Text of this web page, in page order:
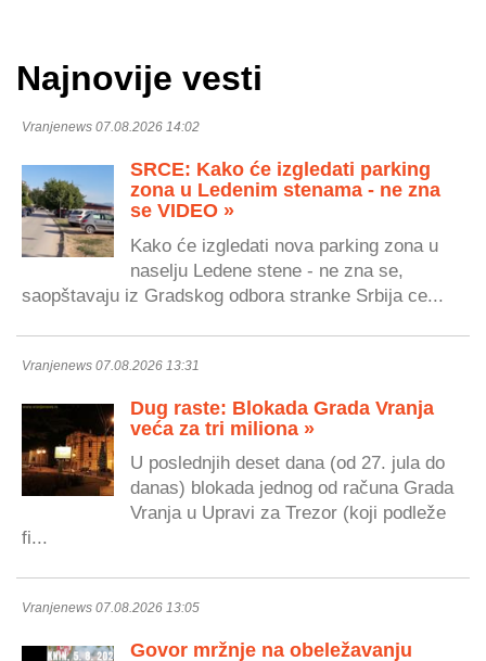
Najnovije vesti
Vranjenews 07.08.2026 14:02
SRCE: Kako će izgledati parking
zona u Ledenim stenama - ne zna
se VIDEO »
Kako će izgledati nova parking zona u
naselju Ledene stene - ne zna se,
saopštavaju iz Gradskog odbora stranke Srbija ce...
Vranjenews 07.08.2026 13:31
Dug raste: Blokada Grada Vranja
veća za tri miliona »
U poslednjih deset dana (od 27. jula do
danas) blokada jednog od računa Grada
Vranja u Upravi za Trezor (koji podleže
fi...
Vranjenews 07.08.2026 13:05
Govor mržnje na obeležavanju